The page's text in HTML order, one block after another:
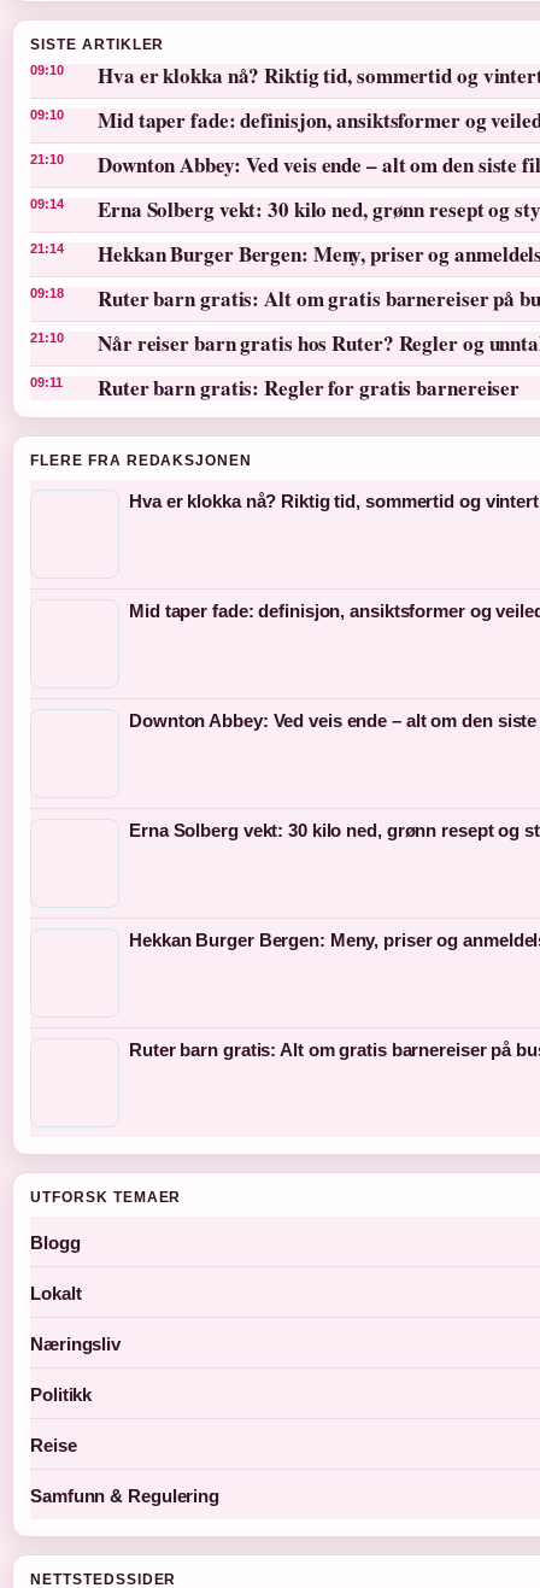
SISTE ARTIKLER
09:10 Hva er klokka nå? Riktig tid, sommertid og
09:10 Mid taper fade: definisjon, ansiktsformer og
21:10 Downton Abbey: Ved veis ende – alt om den siste
09:14 Erna Solberg vekt: 30 kilo ned, grønn resept og
21:14 Hekkan Burger Bergen: Meny, priser og
09:18 Ruter barn gratis: Alt om gratis barnereiser på
21:10 Når reiser barn gratis hos Ruter? Regler og
09:11 Ruter barn gratis: Regler for gratis barnereiser
FLERE FRA REDAKSJONEN
Hva er klokka nå? Riktig tid, sommertid og
Mid taper fade: definisjon, ansiktsformer og
Downton Abbey: Ved veis ende – alt om den
Erna Solberg vekt: 30 kilo ned, grønn resept og
Hekkan Burger Bergen: Meny, priser og
Ruter barn gratis: Alt om gratis barnereiser på
UTFORSK TEMAER
Blogg
Lokalt
Næringsliv
Politikk
Reise
Samfunn & Regulering
NETTSTEDSSIDER